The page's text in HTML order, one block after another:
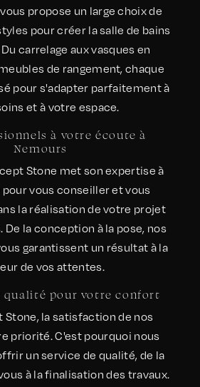
propose un large choix de
pour créer la salle de bains
carrelage aux vasques en
de rangement, chaque
pour s'adapter parfaitement à
et à votre espace.
à votre écoute à
Nemours
Stone met son expertise à
vous conseiller et vous
la réalisation de votre projet
De la conception à la pose, nos
garantissent un résultat à la
de vos attentes.
qualité pour votre confort
Stone, la satisfaction de nos
priorité. C'est pourquoi nous
un service de qualité, de la
à la finalisation des travaux.